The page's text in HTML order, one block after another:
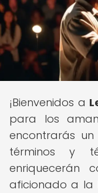
¡Bienvenidos a
para los
encontrarás
términos y
enriquecerán
aficionado a la